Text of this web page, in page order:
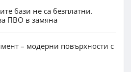
бази не са безплатни.
ПВО в замяна
– модерни повърхности с